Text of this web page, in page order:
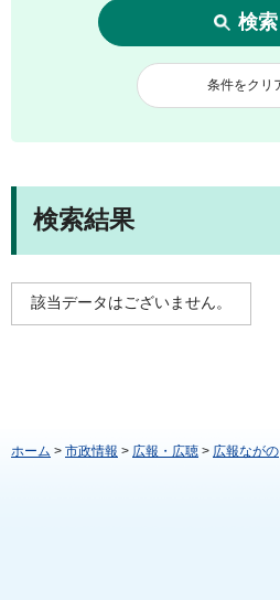
検索結果
該当データはございません。
ホーム > 市政情報 > 広報・広聴 > 広報ながの